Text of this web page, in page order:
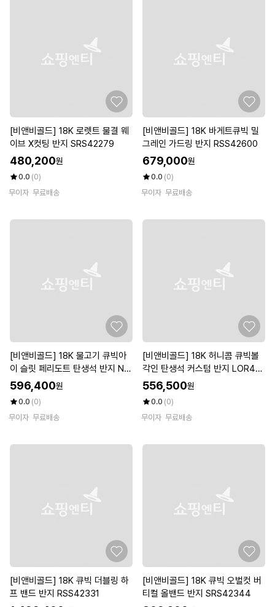
[비앤비골드] 18K 로렛트 물결 웨
이브 X컷팅 반지 SRS42279
480,200원
0.0 (0)
무이자 무료배송
[비앤비골드] 18K 바게트큐빅 밀
그레인 가드링 반지 RSS42600
679,000원
0.0 (0)
무이자 무료배송
[비앤비골드] 18K 물고기 큐빅아
이 슬릿 페리도트 탄생석 반지 NP
R42016
596,400원
0.0 (0)
무이자 무료배송
[비앤비골드] 18K 허니콤 큐빅볼
각인 탄생석 커스텀 반지 LOR419
39
556,500원
0.0 (0)
무이자 무료배송
[비앤비골드] 18K 큐빅 더블링 하
프 밴드 반지 RSS42331
[비앤비골드] 18K 큐빅 오벌컷 버
티컬 올밴드 반지 SRS42344